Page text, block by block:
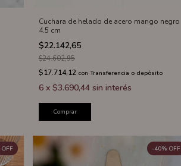
Cuchara de helado de acero mango negro
4.5 cm
$22.142,65
$24.602,95
$17.714,12 con Transferencia o depósito
6 x $3.690,44 sin interés
Comprar
OFF -40% OFF